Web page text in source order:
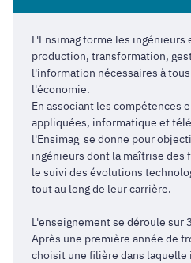
L'Ensimag forme les ingénieurs
production, transformation,
l'information nécessaires à
l'économie.
En associant les compétences
appliquées, informatique et
l'Ensimag se donne pour
ingénieurs dont la maîtrise des
le suivi des évolutions
tout au long de leur carrière.
L'enseignement se déroule sur
Après une première année de
choisit une filière dans laquelle